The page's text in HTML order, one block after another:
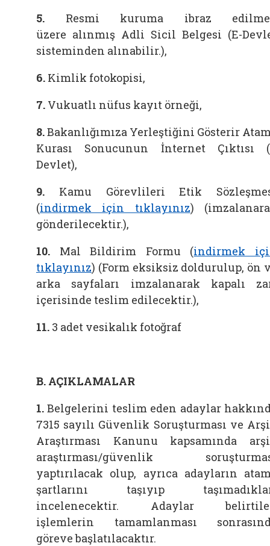
5. Resmi kuruma ibraz
üzere alınmış Adli Sicil Belgesi (E-
sisteminden alınabilir.),
6. Kimlik fotokopisi,
7. Vukuatlı nüfus kayıt örneği,
8.Bakanlığımıza Yerleştiğini Gösterir
Kurası Sonucunun İnternet Çıktısı
Devlet),
9. Kamu Görevlileri Etik
(indirmek için tıklayınız)
gönderilecektir.),
10. Mal Bildirim Formu (indirmek
tıklayınız) (Form eksiksiz doldurulup, ön
arka sayfaları imzalanarak kapalı
içerisinde teslim edilecektir.),
11. 3 adet vesikalık fotoğraf
B. AÇIKLAMALAR
1. Belgelerini teslim eden adaylar
7315 sayılı Güvenlik Soruşturması ve
Araştırması Kanunu kapsamında
araştırması/güvenlik
yaptırılacak olup, ayrıca adayların
şartlarını taşıyıp
incelenecektir. Adaylar
işlemlerin tamamlanması
göreve başlatılacaktır.